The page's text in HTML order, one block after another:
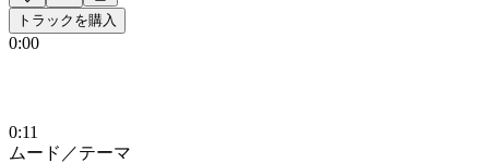
トラックを購入
0:00
0:11
ムード／テーマ